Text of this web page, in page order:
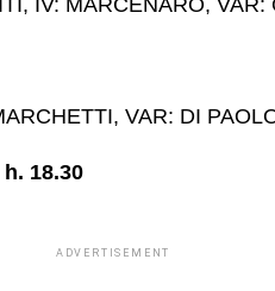
VAR: DI
18.30
ADVERTISEMENT